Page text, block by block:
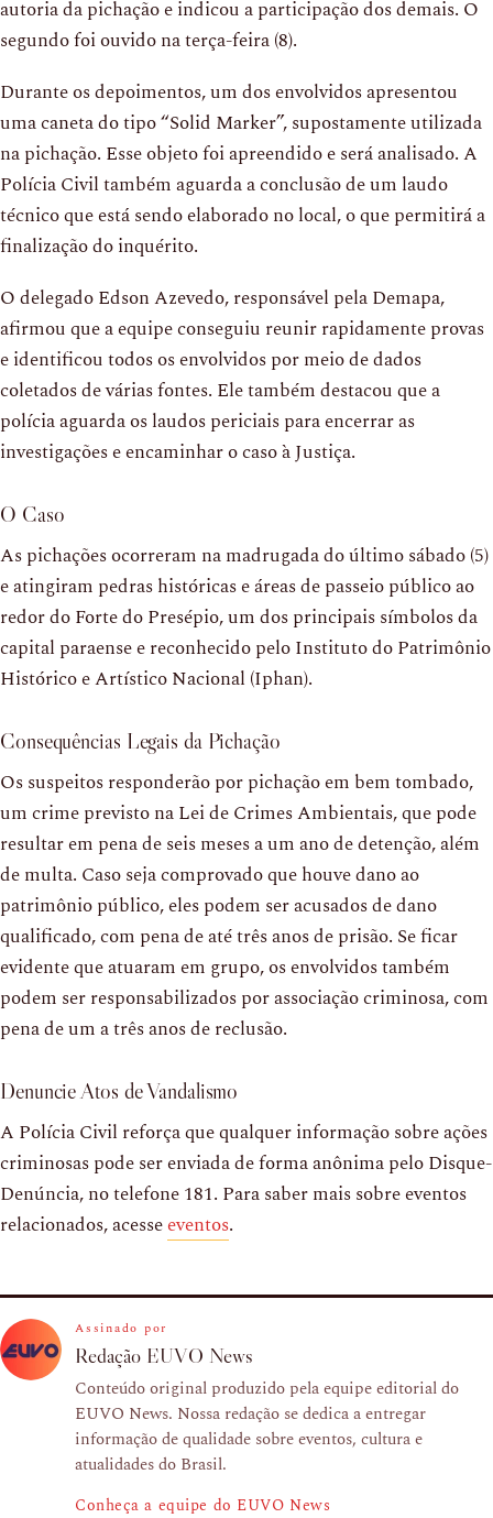
autoria da pichação e indicou a participação dos demais. O
segundo foi ouvido na terça-feira (8).
Durante os depoimentos, um dos envolvidos apresentou
uma caneta do tipo “Solid Marker”, supostamente utilizada
na pichação. Esse objeto foi apreendido e será analisado. A
Polícia Civil também aguarda a conclusão de um laudo
técnico que está sendo elaborado no local, o que permitirá a
finalização do inquérito.
O delegado Edson Azevedo, responsável pela Demapa,
afirmou que a equipe conseguiu reunir rapidamente provas
e identificou todos os envolvidos por meio de dados
coletados de várias fontes. Ele também destacou que a
polícia aguarda os laudos periciais para encerrar as
investigações e encaminhar o caso à Justiça.
O Caso
As pichações ocorreram na madrugada do último sábado (5)
e atingiram pedras históricas e áreas de passeio público ao
redor do Forte do Presépio, um dos principais símbolos da
capital paraense e reconhecido pelo Instituto do Patrimônio
Histórico e Artístico Nacional (Iphan).
Consequências Legais da Pichação
Os suspeitos responderão por pichação em bem tombado,
um crime previsto na Lei de Crimes Ambientais, que pode
resultar em pena de seis meses a um ano de detenção, além
de multa. Caso seja comprovado que houve dano ao
patrimônio público, eles podem ser acusados de dano
qualificado, com pena de até três anos de prisão. Se ficar
evidente que atuaram em grupo, os envolvidos também
podem ser responsabilizados por associação criminosa, com
pena de um a três anos de reclusão.
Denuncie Atos de Vandalismo
A Polícia Civil reforça que qualquer informação sobre ações
criminosas pode ser enviada de forma anônima pelo Disque-
Denúncia, no telefone 181. Para saber mais sobre eventos
relacionados, acesseeventos.
Assinado por
Redação EUVO News
Conteúdo original produzido pela equipe editorial do
EUVO News. Nossa redação se dedica a entregar
informação de qualidade sobre eventos, cultura e
atualidades do Brasil.
Conheça a equipe do EUVO News